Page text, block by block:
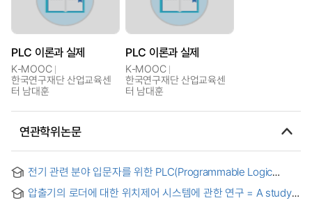
PLC 이론과 실제
K-MOOC
한국연구재단 산업교육센
터 남대훈
PLC 이론과 실제
K-MOOC
한국연구재단 산업교육센
터 남대훈
연관학위논문
전기 관련 분야 입문자를 위한 PLC(Programmable Logic
Controller) 기본 교육 시스템 설계 및 평가 = Design and
evaluation of PLC(Programmable Logic Controller) basic
압출기의 로더에 대한 위치제어 시스템에 관한 연구 = A study